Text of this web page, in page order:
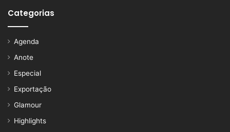
Categorias
Agenda
Anote
Especial
Exportação
Glamour
Highlights